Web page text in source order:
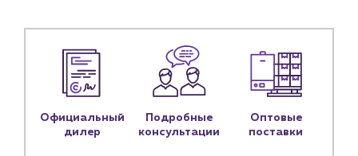
Контакты
Контактные данные
Чат-бот
Официальный
дилер
Подробные
консультации
Оптовые
поставки